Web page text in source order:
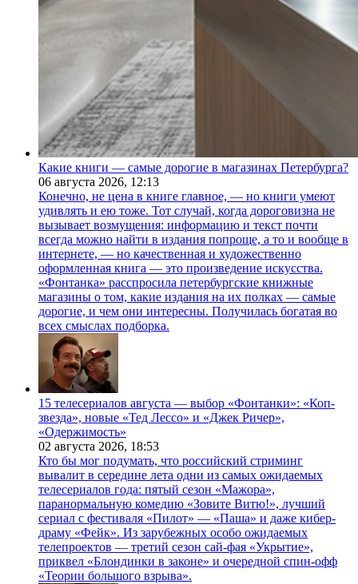
Какие книги — самые дорогие в магазинах Петербурга?
06 августа 2026, 12:13
Конечно, не цена в книге главное, — но книги умеют
удивлять и ею тоже. Тот случай, когда дороговизна не
вызывает возмущения: информацию и текст почти
всегда можно найти в издания попроще, а то и вообще в
интернете, — но качественная и художественно
оформленная книга — это произведение искусства.
«Фонтанка» расспросила петербургские книжные
магазины о том, какие издания на их полках — самые
дорогие, и чем они интересны. Получилась богатая во
всех смыслах подборка.
15 телесериалов августа — выбор «Фонтанки»: «Коп-
звезда», новые «Тед Лессо» и «Джек Ричер»,
«Одержимость»
02 августа 2026, 18:53
Кто бы мог подумать, что российский стриминг
вывалит в середине лета одни из самых ожидаемых
телесериалов года: пятый сезон «Мажора»,
паранормальную комедию «Зовите Витю!», лучший
сериал с фестиваля «Пилот» — «Паша» и даже кибер-
драму «Фейк». Из зарубежных особо ожидаемых
телепроектов — третий сезон сай-фая «Укрытие»,
приквел «Блондинки в законе» и очередной спин-офф
«Теории большого взрыва».